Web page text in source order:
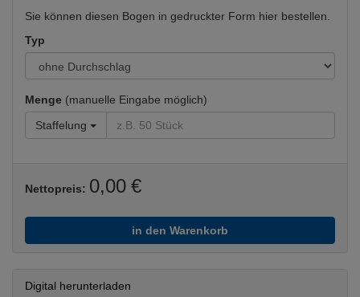
Sie können diesen Bogen in gedruckter Form hier bestellen.
Typ
Menge (manuelle Eingabe möglich)
Staffelung
Nettopreis: 0,00 €
in den Warenkorb
Digital herunterladen